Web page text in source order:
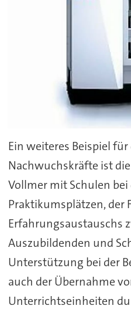
Ein weiteres Beispiel
Nachwuchskräfte ist
Vollmer mit Schulen
Praktikumsplätzen, der
Erfahrungsaustauschs
Auszubildenden und
Unterstützung bei der
auch der Übernahme
Unterrichtseinheiten